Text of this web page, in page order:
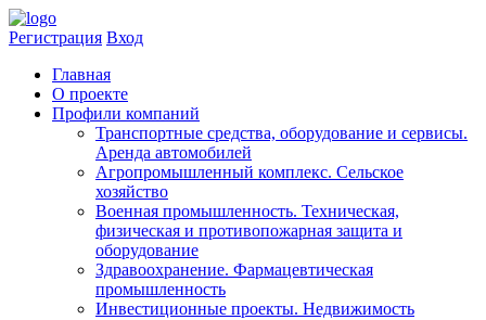
Регистрация Вход
Главная
​О проекте
Профили компаний
Транспортные средства, оборудование и сервисы.
Аренда автомобилей
Агропромышленный комплекс. Сельское
хозяйство
Военная промышленность. Техническая,
физическая и противопожарная защита и
оборудование
Здравоохранениe. Фармацевтическая
промышленность
Инвестиционные проекты. Недвижимость